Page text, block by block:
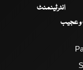
انٹرٹینمنٹ
عجیب